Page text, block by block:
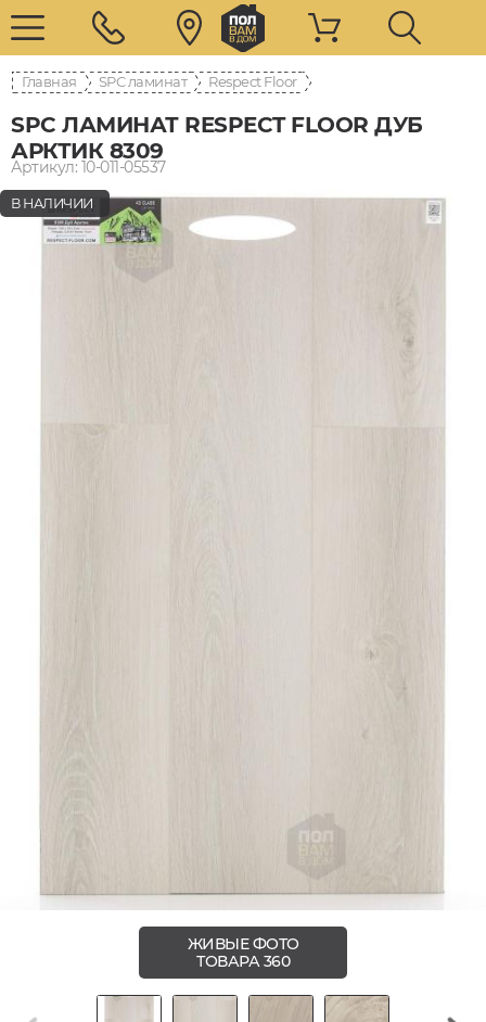
Главная SPC ламинат Respect Floor
SPC ЛАМИНАТ RESPECT FLOOR ДУБ
АРКТИК 8309
Артикул: 10-011-05537
В НАЛИЧИИ
ЖИВЫЕ ФОТО
ТОВАРА 360